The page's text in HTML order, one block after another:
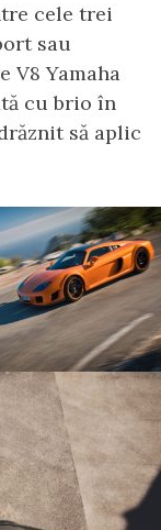
cele trei
sau
V8 Yamaha
cu brio în
să aplic